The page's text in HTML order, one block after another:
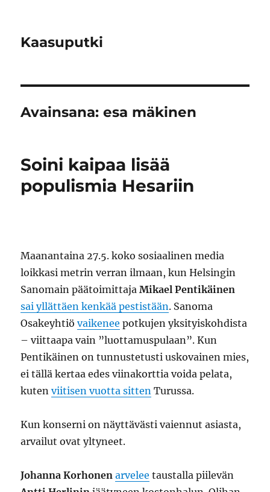
Kaasuputki
Avainsana:esa mäkinen
Soini kaipaa lisää
populismia Hesariin
Maanantaina 27.5. koko sosiaalinen media
loikkasi metrin verran ilmaan, kun Helsingin
Sanomain päätoimittajaMikael Pentikäinen
sai yllättäen kenkää pestistään. Sanoma
Osakeyhtiövaikenee potkujen yksityiskohdista
– viittaapa vain ”luottamuspulaan”. Kun
Pentikäinen on tunnustetusti uskovainen mies,
ei tällä kertaa edes viinakorttia voida pelata,
kutenviitisen vuotta sitten Turussa.
Kun konserni on näyttävästi vaiennut asiasta,
arvailut ovat yltyneet.
Johanna Korhonen arvelee taustalla piilevän